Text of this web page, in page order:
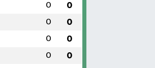
0 0
0 0
0 0
0 0